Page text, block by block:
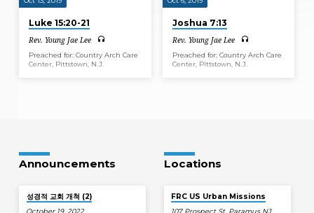
Luke 15:20-21
Rev. Young Jae Lee
Preached for: Country Arch Care
Center, Pittstown, N.J.
Joshua 7:13
Rev. Young Jae Lee
Preached for: Country Arch Care
Center, Pittstown, N.J.
Announcements
성경적 교회 개척 (2)
October 19, 2022
Locations
FRC US Urban Missions
107 Prospect St. Paramus NJ